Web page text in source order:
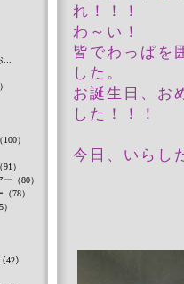
れ！！！
わ～い！
皆でわっぱを
した。
お誕生日、お
した！！！
今日、いらし
）
）
（80）
78）
42）